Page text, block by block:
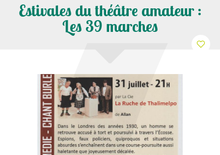
Estivales du théâtre amateur :
Les 39 marches